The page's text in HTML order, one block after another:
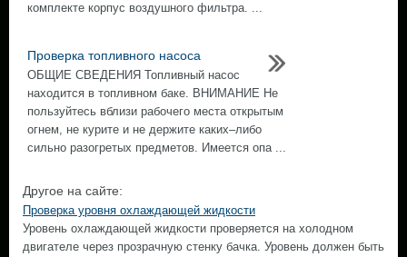
комплекте корпус воздушного фильтра. ...
Проверка топливного насоса
ОБЩИЕ СВЕДЕНИЯ Топливный насос
находится в топливном баке. ВНИМАНИЕ Не
пользуйтесь вблизи рабочего места открытым
огнем, не курите и не держите каких–либо
сильно разогретых предметов. Имеется опа ...
Другое на сайте:
Проверка уровня охлаждающей жидкости
Уровень охлаждающей жидкости проверяется на холодном
двигателе через прозрачную стенку бачка. Уровень должен быть